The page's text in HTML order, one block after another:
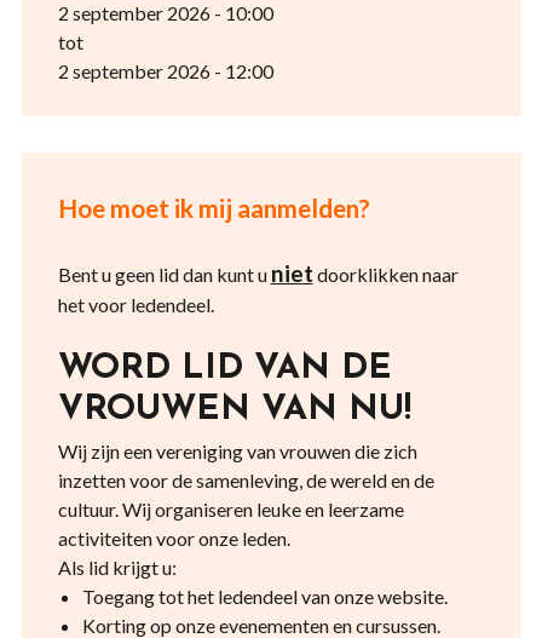
2 september 2026 - 10:00
tot
2 september 2026 - 12:00
Hoe moet ik mij aanmelden?
Bent u geen lid dan kunt u niet doorklikken naar
het voor ledendeel.
WORD LID VAN DE
VROUWEN VAN NU!
Wij zijn een vereniging van vrouwen die zich
inzetten voor de samenleving, de wereld en de
cultuur. Wij organiseren leuke en leerzame
activiteiten voor onze leden.
Als lid krijgt u:
Toegang tot het ledendeel van onze website.
Korting op onze evenementen en cursussen.